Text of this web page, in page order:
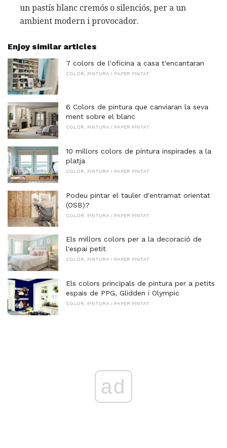
un pastís blanc cremós o silenciós, per a un
ambient modern i provocador.
Enjoy similar articles
7 colors de l'oficina a casa t'encantaran
COLOR, PINTURA I PAPER PINTAT
6 Colors de pintura que canviaran la seva
ment sobre el blanc
COLOR, PINTURA I PAPER PINTAT
10 millors colors de pintura inspirades a la
platja
COLOR, PINTURA I PAPER PINTAT
Podeu pintar el tauler d'entramat orientat
(OSB)?
COLOR, PINTURA I PAPER PINTAT
Els millors colors per a la decoració de
l'espai petit
COLOR, PINTURA I PAPER PINTAT
Els colors principals de pintura per a petits
espais de PPG, Glidden i Olympic
COLOR, PINTURA I PAPER PINTAT
ad